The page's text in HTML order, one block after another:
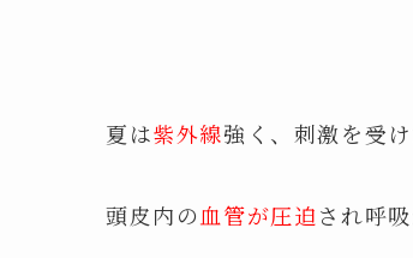
夏は紫外線強く、刺激を受
頭皮内の血管が圧迫され呼